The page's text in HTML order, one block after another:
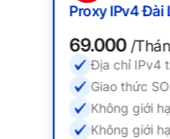
Proxy IPv4 Đài
69.000/
Địa chỉ IPv4
Giao thức
Không giới
Không giới